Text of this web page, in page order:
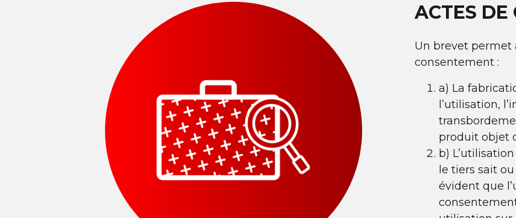
ACTES DE
Un brevet permet
consentement :
a) La
l’utilisation,
produit objet
b)
le tiers sait
évident que